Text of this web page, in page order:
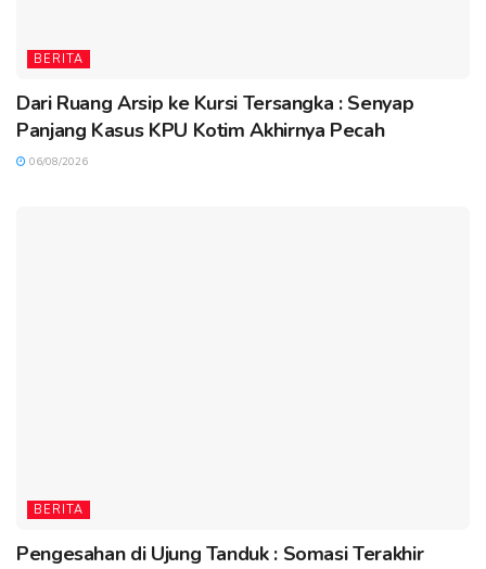
BERITA
Dari Ruang Arsip ke Kursi Tersangka : Senyap
Panjang Kasus KPU Kotim Akhirnya Pecah
06/08/2026
BERITA
Pengesahan di Ujung Tanduk : Somasi Terakhir